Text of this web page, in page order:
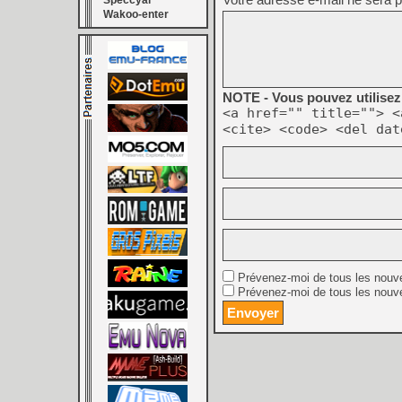
Wakoo-enter
NOTE - Vous pouvez
<a href="" title="">
<cite> <code> <del
Prévenez-moi de tous les
Prévenez-moi de tous les